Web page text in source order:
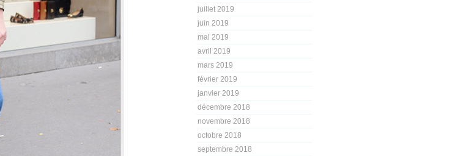
juillet 2019
juin 2019
mai 2019
avril 2019
mars 2019
février 2019
janvier 2019
décembre 2018
novembre 2018
octobre 2018
septembre 2018